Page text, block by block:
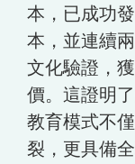
本，已成功
本，並連續
文化驗證，
價。這證明
教育模式不
裂，更具備